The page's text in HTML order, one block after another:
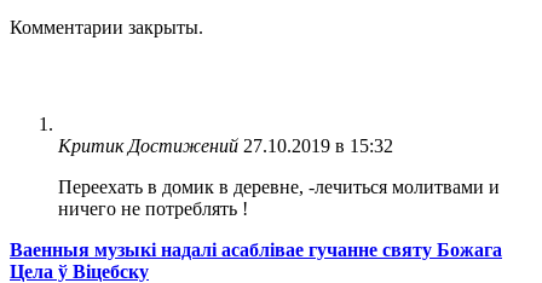
Комментарии закрыты.
Критик Достижений 27.10.2019 в 15:32
Переехать в домик в деревне, -лечиться молитвами и
ничего не потреблять !
Ваенныя музыкі надалі асаблівае гучанне святу Божага
Цела ў Віцебску